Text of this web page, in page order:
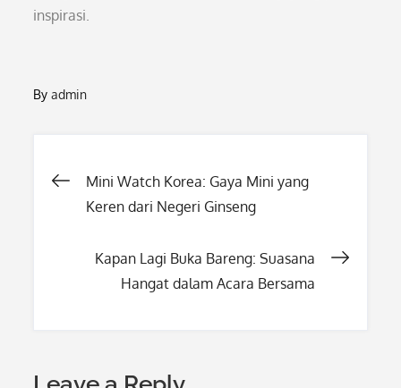
inspirasi.
Byadmin
Post
Mini Watch Korea: Gaya Mini yang
Keren dari Negeri Ginseng
Kapan Lagi Buka Bareng: Suasana
Hangat dalam Acara Bersama